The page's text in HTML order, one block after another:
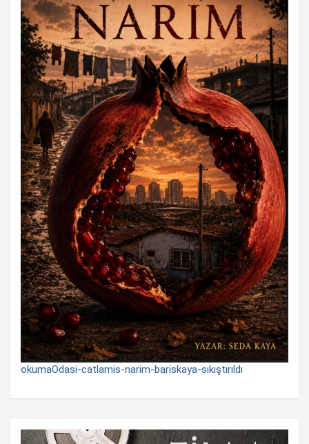
okumaOdasi-catlamis-narim-bariskaya-sıkıştırıldı